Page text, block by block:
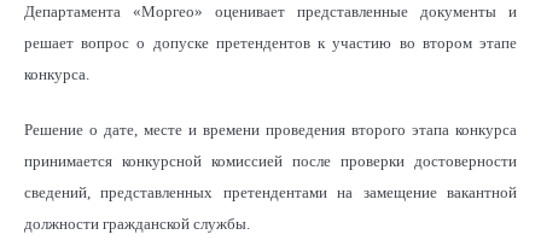
Департамента «Моргео» оценивает представленные документы и
решает вопрос о допуске претендентов к участию во втором этапе
конкурса.
Решение о дате, месте и времени проведения второго этапа конкурса
принимается конкурсной комиссией после проверки достоверности
сведений, представленных претендентами на замещение вакантной
должности гражданской службы.